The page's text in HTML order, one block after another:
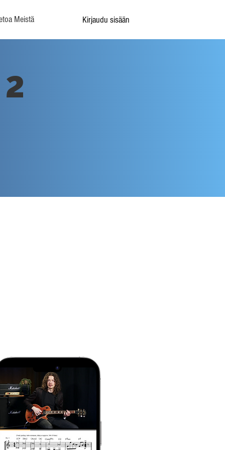
Meistä Kirjaudu sisään